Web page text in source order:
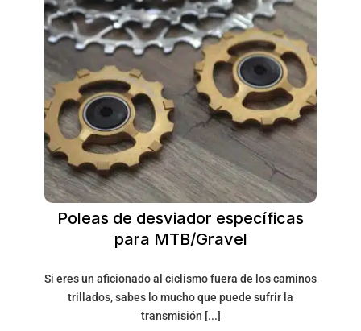
Poleas de desviador específicas
para MTB/Gravel
Si eres un aficionado al ciclismo fuera de los caminos
trillados, sabes lo mucho que puede sufrir la
transmisión [...]